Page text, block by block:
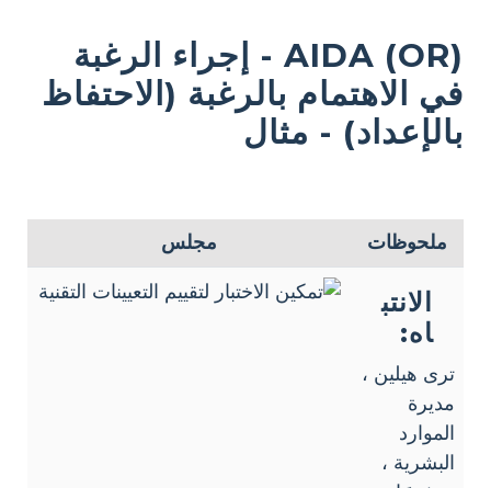
AIDA (OR) - إجراء الرغبة
في الاهتمام بالرغبة (الاحتفاظ
بالإعداد) - مثال
ملحوظات مجلس
الانتب
اه:
ترى هيلين ،
مديرة
الموارد
البشرية ،